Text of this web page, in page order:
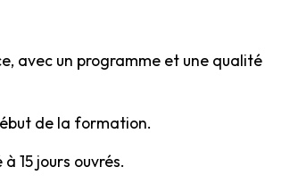
avec un programme et une qualité
de la formation.
15 jours ouvrés.